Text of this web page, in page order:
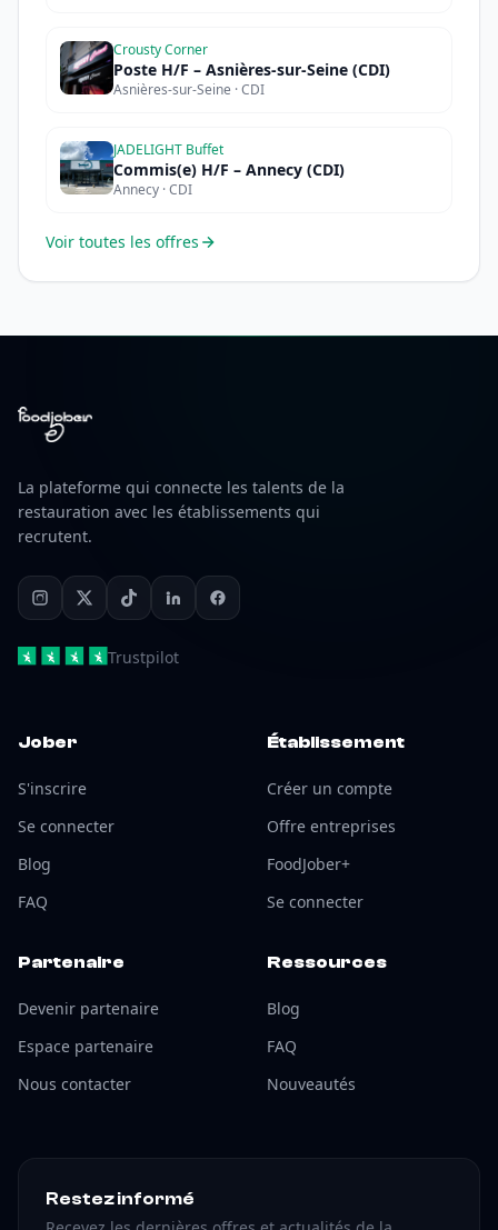
Crousty Corner
Poste H/F – Asnières-sur-Seine (CDI)
Asnières-sur-Seine · CDI
JADELIGHT Buffet
Commis(e) H/F – Annecy (CDI)
Annecy · CDI
Voir toutes les offres
La plateforme qui connecte les talents de la
restauration avec les établissements qui
recrutent.
Trustpilot
Jober
S'inscrire
Se connecter
Blog
FAQ
Établissement
Créer un compte
Offre entreprises
FoodJober+
Se connecter
Partenaire
Devenir partenaire
Espace partenaire
Nous contacter
Ressources
Blog
FAQ
Nouveautés
Restez informé